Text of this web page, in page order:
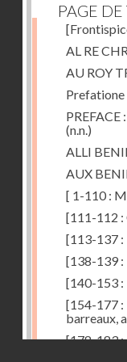
PAGE DE
AL RE
AU ROY
Prefatione
PREFACE
(n.n.)
ALLI
AUX
[ 1-110 :
[111-112 :
[113-137 :
[138-139 :
[140-153 :
[154-177 :
barreaux,
[178-183 :